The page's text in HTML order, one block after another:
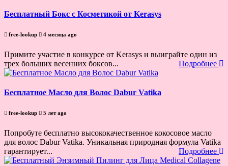
Бесплатный Бокс с Косметикой от Kerasys
free-lookup 4 месяца ago
Примите участие в конкурсе от Kerasys и выиграйте один из
трех больших весенних боксов...
Подробнее
Бесплатное Масло для Волос Dabur Vatika
free-lookup 5 лет ago
Попробуте бесплатно высококачественное кокосовое масло
для волос Dabur Vatika. Уникальная природная формула Vatika
гарантирует...
Подробнее